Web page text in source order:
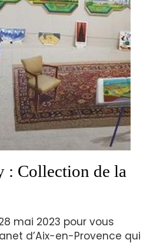
: Collection de la
mai 2023 pour vous
d’Aix-en-Provence qui